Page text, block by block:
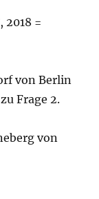
2018 =
von Berlin
Frage 2.
von